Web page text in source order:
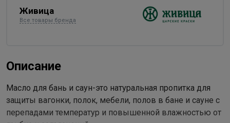
Живица
Все товары бренда
Описание
Масло для бань и саун-это натуральная пропитка для
защиты вагонки, полок, мебели, полов в бане и сауне с
перепадами температур и повышенной влажностью от